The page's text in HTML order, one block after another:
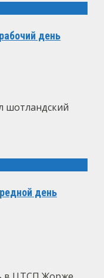
день
шотландский
день